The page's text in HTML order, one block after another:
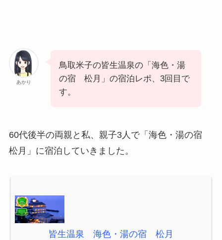
あかり
鳥取米子の皆生温泉の「海色・湯
の宿 松月」の宿泊レポ、3回目で
す。
60代後半の両親と私、親子3人で「海色・湯の宿
松月」に宿泊していきました。
皆生温泉 海色・湯の宿 松月